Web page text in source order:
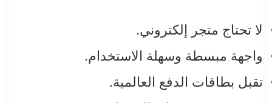
لا تحتاج متجر إلكتروني.
واجهة مبسطة وسهلة الاستخدام.
تقبل بطاقات الدفع العالمية.